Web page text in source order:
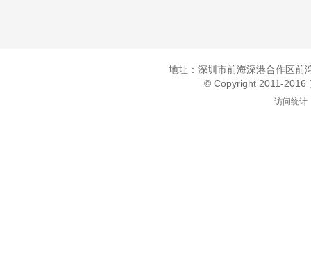
地址：深圳市前海深港合作区前
© Copyright 2011-2016
访问统计